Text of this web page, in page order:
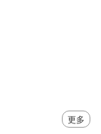
更多